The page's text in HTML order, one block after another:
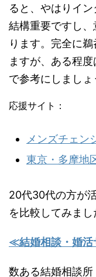
ると、やはりイ
結構重要ですし
ります。完全に
ますが、ある程
で参考にしましょ
応援サイト：
メンズチェン
東京・多摩地
20代30代の方が
を比較してみまし
≪結婚相談・婚
数ある結婚相談